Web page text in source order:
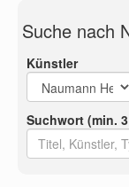
Suche nach
Künstler
Suchwort (min.